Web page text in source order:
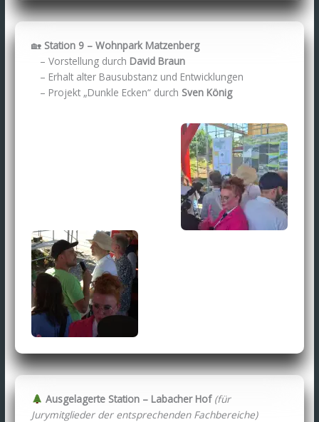
🏡 Station 9 – Wohnpark Matzenberg
– Vorstellung durch David Braun
– Erhalt alter Bausubstanz und Entwicklungen
– Projekt „Dunkle Ecken“ durch Sven König
Ausgelagerte Station – Labacher Hof (für
Jurymitglieder der entsprechenden Fachbereiche)